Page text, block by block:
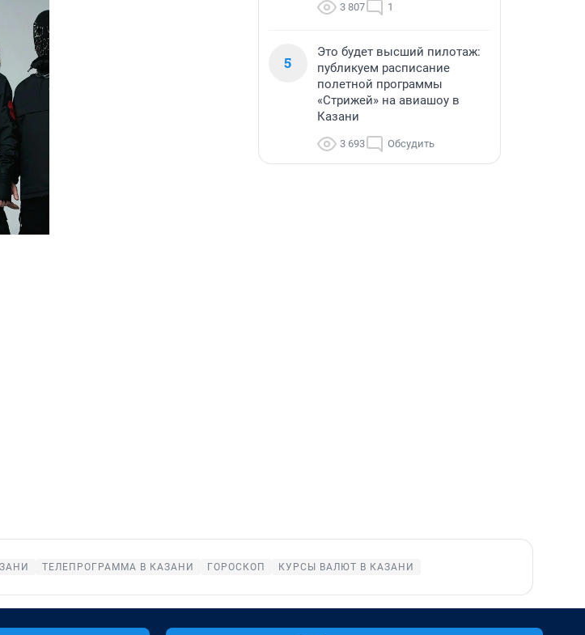
3 807 1
5
Это будет высший пилотаж:
публикуем расписание
полетной программы
«Стрижей» на авиашоу в
Казани
3 693 Обсудить
ТЕЛЕПРОГРАММА В КАЗАНИ ГОРОСКОП КУРСЫ ВАЛЮТ В КАЗАНИ